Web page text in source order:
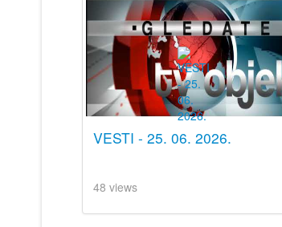
VESTI - 25. 06. 2026.
48 views